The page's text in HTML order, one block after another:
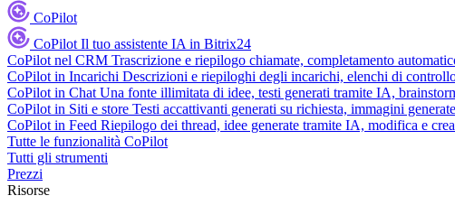
CoPilot
CoPilot Il tuo assistente IA in Bitrix24
CoPilot nel CRM Trascrizione e riepilogo chiamate, completamento
CoPilot in Incarichi Descrizioni e riepiloghi degli incarichi, elenchi di
CoPilot in Chat Una fonte illimitata di idee, testi generati tramite IA,
CoPilot in Siti e store Testi accattivanti generati su richiesta, immagini
CoPilot in Feed Riepilogo dei thread, idee generate tramite IA, modifica e
Tutte le funzionalità CoPilot
Tutti gli strumenti
Prezzi
Risorse